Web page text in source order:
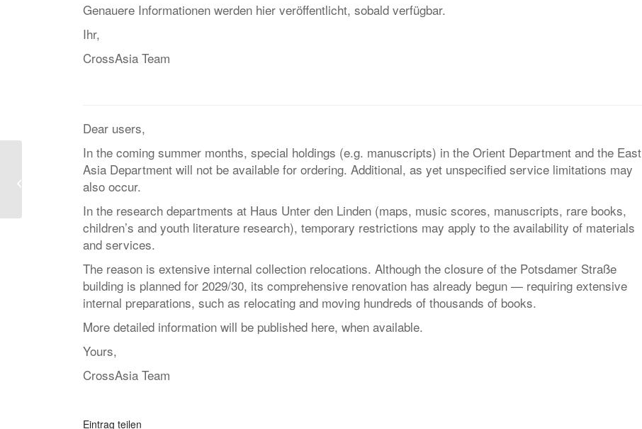
Genauere Informationen werden hier veröffentlicht, sobald verfügbar.
Ihr,
CrossAsia Team
Dear users,
In the coming summer months, special holdings (e.g. manuscripts) in the Orient Department and the East
Asia Department will not be available for ordering. Additional, as yet unspecified service limitations may
also occur.
In the research departments at Haus Unter den Linden (maps, music scores, manuscripts, rare books,
children’s and youth literature research), temporary restrictions may apply to the availability of materials
and services.
The reason is extensive internal collection relocations. Although the closure of the Potsdamer Straße
building is planned for 2029/30, its comprehensive renovation has already begun — requiring extensive
internal preparations, such as relocating and moving hundreds of thousands of books.
More detailed information will be published here, when available.
Yours,
CrossAsia Team
Eintrag teilen
CrossAsia Talks: Eric
Schluessel 18.06.2026